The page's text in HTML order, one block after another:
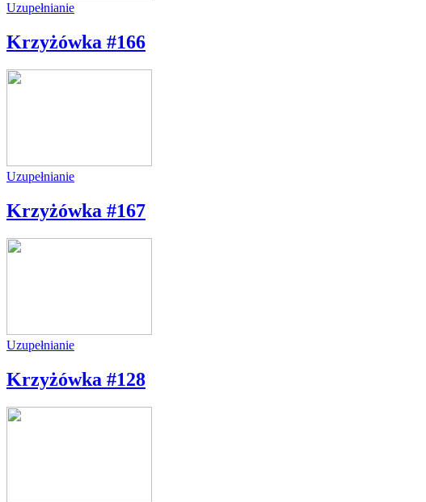
Uzupełnianie
Krzyżówka #166
Uzupełnianie
Krzyżówka #167
Uzupełnianie
Krzyżówka #128